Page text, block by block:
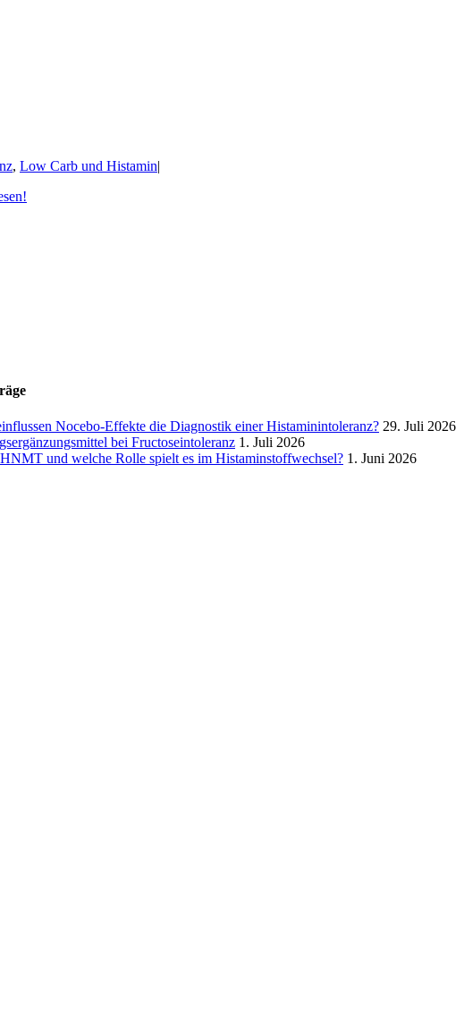
, Low Carb und Histamin|
Nocebo‑Effekte die Diagnostik einer Histaminintoleranz? 29. Juli 2026
bei Fructoseintoleranz 1. Juli 2026
und welche Rolle spielt es im Histaminstoffwechsel? 1. Juni 2026